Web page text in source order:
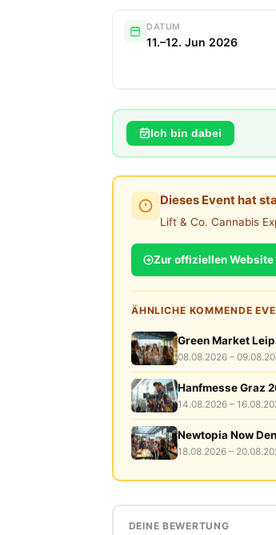
DATUM
11.–12. Jun 2026
Ich bin dabei
Dieses Event hat
Lift & Co. Cannabis
Zur offiziellen Website
ÄHNLICHE KOMMENDE
Green Market
08.08.2026 –
Hanfmesse Graz
14.08.2026 –
Newtopia Now
18.08.2026 –
DEINE BEWERTUNG